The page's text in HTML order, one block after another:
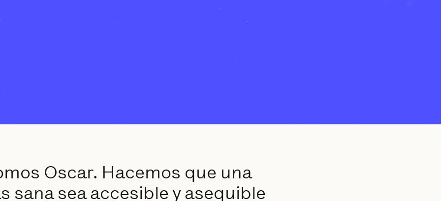
LOS INVERSORES
de la SEC,
CARRERAS
Ofertas de empleo,
Consejos para
Oscar. Hacemos que una
sana sea accesible y asequible